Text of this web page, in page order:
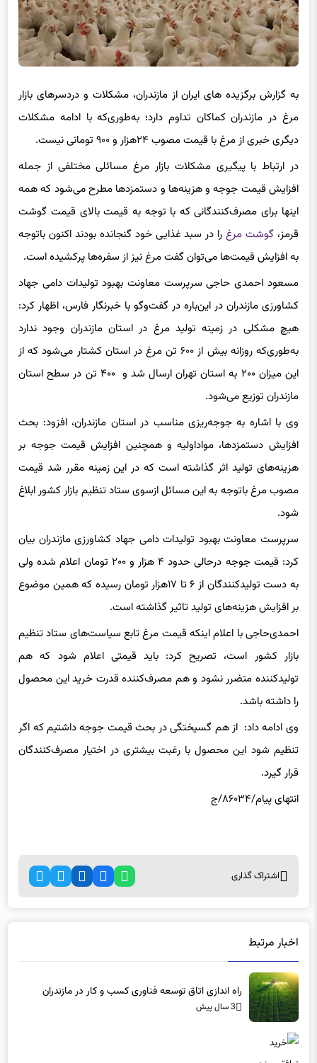
به گزارش برگزیده های ایران از مازندران، مشکلات و دردسرهای بازار
مرغ در مازندران کماکان تداوم دارد؛ به‌طوری‌که با ادامه مشکلات
دیگری خبری از مرغ با قیمت مصوب ۲۴هزار و ۹۰۰ تومانی نیست.
در ارتباط با پیگیری مشکلات بازار مرغ مسائلی مختلفی از جمله
افزایش قیمت جوجه و هزینه‌ها و دستمزدها مطرح می‌شود که همه
اینها برای مصرف‌کنندگانی که با توجه به قیمت بالای قیمت گوشت
قرمز،گوشت مرغرا در سبد غذایی خود گنجانده بودند اکنون باتوجه
به افزایش قیمت‌ها می‌توان گفت مرغ نیز از سفره‌ها پرکشیده است.
مسعود احمدی حاجی سرپرست معاونت بهبود تولیدات دامی جهاد
کشاورزی مازندران در این‌باره در گفت‌وگو با خبرنگار فارس، اظهار کرد:
هیچ مشکلی در زمینه تولید مرغ در استان مازندران وجود ندارد
به‌طوری‌که روزانه بیش از ۶۰۰ تن مرغ در استان کشتار می‌شود که از
این میزان ۲۰۰ به استان تهران ارسال شد و ۴۰۰ تن در سطح استان
مازندران توزیع می‌شود.
وی با اشاره به جوجه‌ریزی مناسب در استان مازندران، افزود: بحث
افزایش دستمزدها، مواداولیه و همچنین افزایش قیمت جوجه بر
هزینه‌های تولید اثر گذاشته است که در این زمینه مقرر شد قیمت
مصوب مرغ باتوجه به این مسائل ازسوی ستاد تنظیم بازار کشور ابلاغ
شود.
سرپرست معاونت بهبود تولیدات دامی جهاد کشاورزی مازندران بیان
کرد: قیمت جوجه درحالی حدود ۴ هزار و ۲۰۰ تومان اعلام شده ولی
به دست تولیدکنندگان از ۶ تا ۱۷هزار تومان رسیده که همین موضوع
بر افزایش هزینه‌های تولید تاثیر گذاشته است.
احمدی‌حاجی با اعلام اینکه قیمت مرغ تابع سیاست‌های ستاد تنظیم
بازار کشور است، تصریح کرد: باید قیمتی اعلام شود که هم
تولیدکننده متضرر نشود و هم مصرف‌کننده قدرت خرید این محصول
را داشته باشد.
وی ادامه داد: از هم گسیختگی در بحث قیمت جوجه داشتیم که اگر
تنظیم شود این محصول با رغبت بیشتری در اختیار مصرف‌کنندگان
قرار گیرد.
انتهای پیام/۸۶۰۳۴/ج
اشتراک گذاری
اخبار مرتبط
راه اندازی اتاق توسعه فناوری کسب و کار در مازندران
3 سال پیش